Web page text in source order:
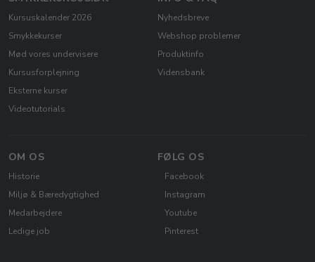
Kursuskalender 2026
Smykkekurser
Mød vores undervisere
Kursusforplejning
Eksterne kurser
Videotutorials
Nyhedsbreve
Webshop problemer
Produktinfo
Vidensbank
OM OS
Historie
Miljø & Bæredygtighed
Medarbejdere
Ledige job
FØLG OS
Facebook
Instagram
Youtube
Pinterest